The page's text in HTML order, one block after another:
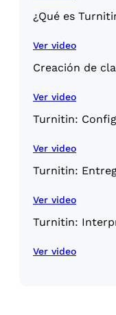
¿Qué es
Ver video
Creación de
Ver video
Turnitin:
Ver video
Turnitin:
Ver video
Turnitin:
Ver video